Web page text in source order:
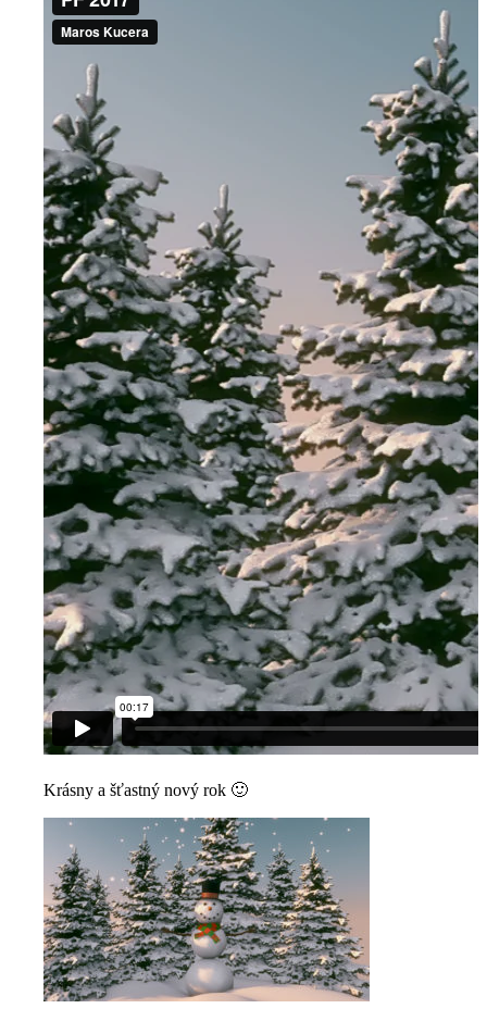
Krásny a šťastný nový rok 🙂